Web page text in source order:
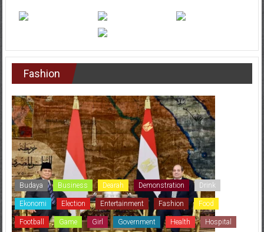
Fashion
Budaya Business Dearah Demonstration Drink
Ekonomi Election Entertainment Fashion Food
Football Game Girl Government Health Hospital